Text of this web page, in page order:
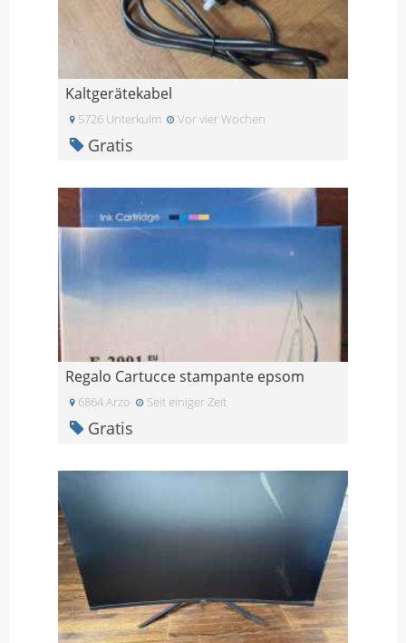
Kaltgerätekabel
5726 Unterkulm Vor vier Wochen
Gratis
Regalo Cartucce stampante epsom
6864 Arzo Seit einiger Zeit
Gratis